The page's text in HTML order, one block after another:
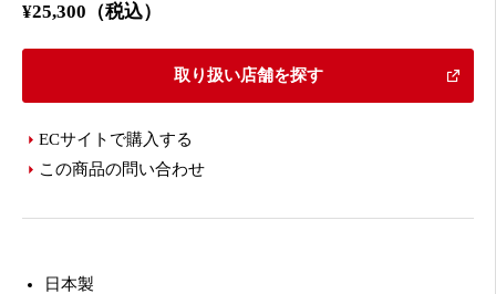
¥25,300（税込）
取り扱い店舗を探す
ECサイトで購入する
この商品の問い合わせ
日本製